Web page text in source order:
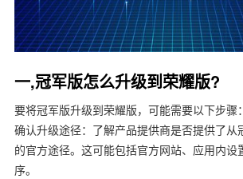
一,冠军版怎么升级到荣耀版?
要将冠军版升级到荣耀版，可能需要以下步骤：
确认升级途径：了解产品提供商是否提供了从
的官方途径。这可能包括官方网站、应用内设
序。